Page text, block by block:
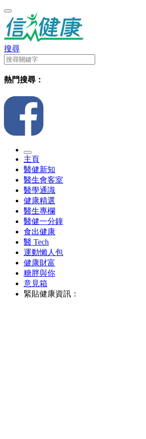
搜尋
熱門搜尋：
主頁
醫健新知
醫生會客室
醫學通識
健康精選
醫生專欄
醫健一分鐘
食出健康
醫 Tech
運動懶人包
健康財富
糖胖與你
意見箱
緊貼健康資訊：